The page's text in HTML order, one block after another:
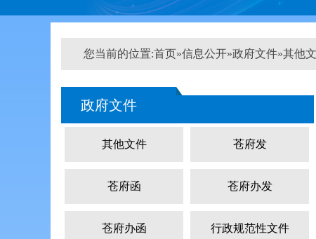
您当前的位置:首页»信息公开»政府文件»其他
政府文件
其他文件 苍府发
苍府函 苍府办发
苍府办函 行政规范性文件